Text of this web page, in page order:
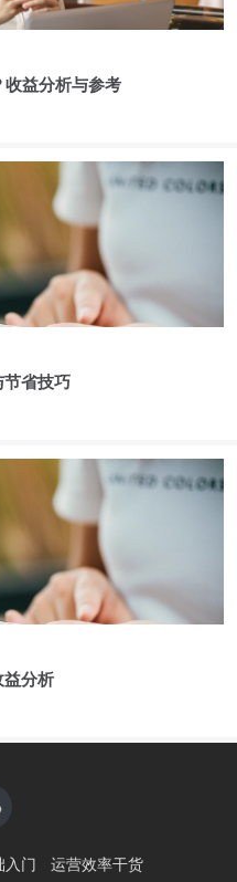
益分析与参考
省技巧
益分析
入门 运营效率干货